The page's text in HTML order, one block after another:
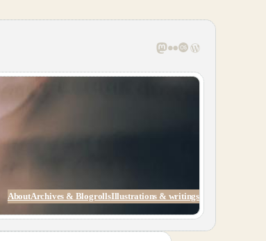
Mastodon
FlickrLast.fmWordPress
AboutArchives & BlogrollsIllustrations & writings